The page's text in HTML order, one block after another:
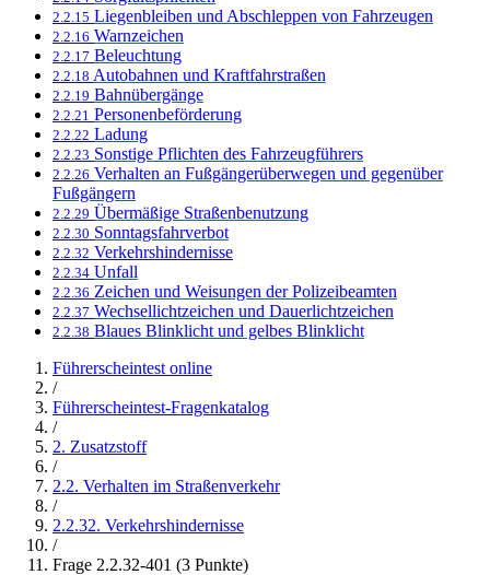
2.2.15 Liegenbleiben und Abschleppen von Fahrzeugen
2.2.16 Warnzeichen
2.2.17 Beleuchtung
2.2.18 Autobahnen und Kraftfahrstraßen
2.2.19 Bahnübergänge
2.2.21 Personenbeförderung
2.2.22 Ladung
2.2.23 Sonstige Pflichten des Fahrzeugführers
2.2.26 Verhalten an Fußgängerüberwegen und gegenüber
Fußgängern
2.2.29 Übermäßige Straßenbenutzung
2.2.30 Sonntagsfahrverbot
2.2.32 Verkehrshindernisse
2.2.34 Unfall
2.2.36 Zeichen und Weisungen der Polizeibeamten
2.2.37 Wechsellichtzeichen und Dauerlichtzeichen
2.2.38 Blaues Blinklicht und gelbes Blinklicht
Führerscheintest online
/
Führerscheintest-Fragenkatalog
/
2. Zusatzstoff
/
2.2. Verhalten im Straßenverkehr
/
2.2.32. Verkehrshindernisse
/
Frage 2.2.32-401 (3 Punkte)